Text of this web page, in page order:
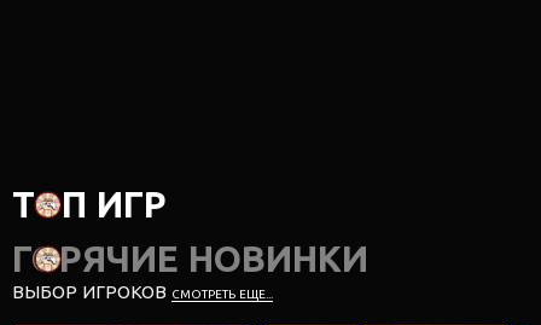
ТОП ИГР
ГОРЯЧИЕ НОВИНКИ
ВЫБОР ИГРОКОВ СМОТРЕТЬ ЕЩЕ...